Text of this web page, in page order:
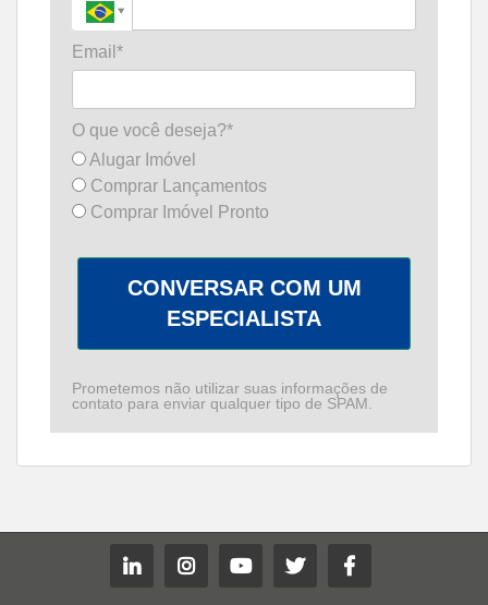
Email*
O que você deseja?*
Alugar Imóvel
Comprar Lançamentos
Comprar Imóvel Pronto
CONVERSAR COM UM
ESPECIALISTA
Prometemos não utilizar suas informações de
contato para enviar qualquer tipo de SPAM.